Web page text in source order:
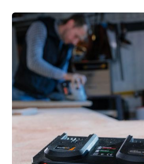
1x 18V caricabatterie
1x Manuale
1x Scheda di garanzia